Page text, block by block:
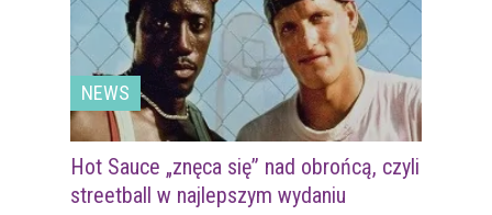
NEWS
Hot Sauce „znęca się” nad obrońcą, czyli
streetball w najlepszym wydaniu